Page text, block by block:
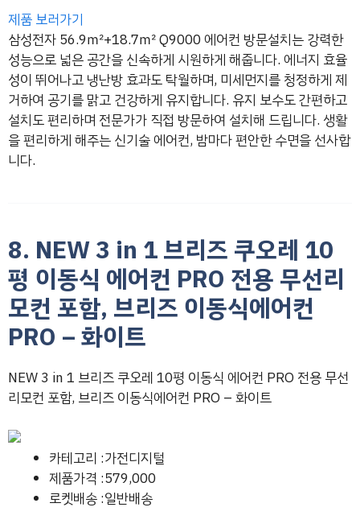
제품 보러가기
삼성전자 56.9㎡+18.7㎡ Q9000 에어컨 방문설치는 강력한
성능으로 넓은 공간을 신속하게 시원하게 해줍니다. 에너지 효율
성이 뛰어나고 냉난방 효과도 탁월하며, 미세먼지를 청정하게 제
거하여 공기를 맑고 건강하게 유지합니다. 유지 보수도 간편하고
설치도 편리하며 전문가가 직접 방문하여 설치해 드립니다. 생활
을 편리하게 해주는 신기술 에어컨, 밤마다 편안한 수면을 선사합
니다.
8. NEW 3 in 1 브리즈 쿠오레 10
평 이동식 에어컨 PRO 전용 무선리
모컨 포함, 브리즈 이동식에어컨
PRO – 화이트
NEW 3 in 1 브리즈 쿠오레 10평 이동식 에어컨 PRO 전용 무선
리모컨 포함, 브리즈 이동식에어컨 PRO – 화이트
카테고리 :가전디지털
제품가격 :579,000
로켓배송 :일반배송